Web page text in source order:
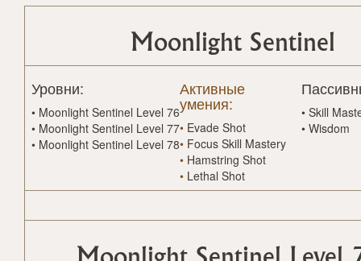
Moonlight Sentinel
Уровни:
• Moonlight Sentinel Level 76
• Moonlight Sentinel Level 77
• Moonlight Sentinel Level 78
Активные
умения:
• Evade Shot
• Focus Skill Mastery
• Hamstring Shot
• Lethal Shot
• Skill
• Wisdom